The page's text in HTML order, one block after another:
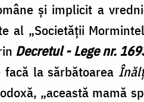
și implicit a
al „Societății
Decretul - Lege nr.
la sărbătoarea
„această mamă